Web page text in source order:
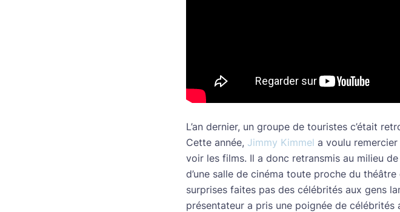
L’an dernier, un groupe de touristes c’était
Cette année, Jimmy Kimmel a voulu
voir les films. Il a donc retransmis au milieu
d’une salle de cinéma toute proche du
surprises faites pas des célébrités aux gens
présentateur a pris une poignée de